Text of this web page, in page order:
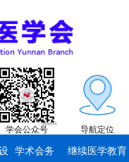
导航定位
学会公众号
学术会务 继续医学教育